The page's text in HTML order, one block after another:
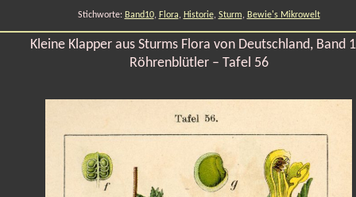
Stichworte: Band10, Flora, Historie, Sturm, Bewie's Mikrowelt
Kleine Klapper aus Sturms Flora von Deutschland, Band
Röhrenblütler – Tafel 56